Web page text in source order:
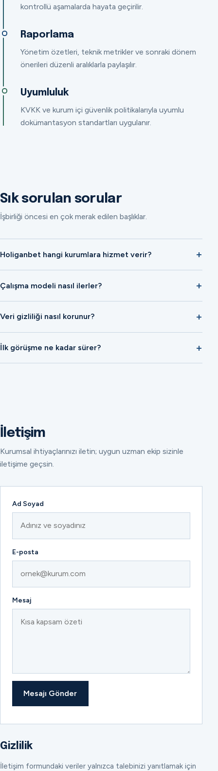
kontrollü aşamalarda hayata geçirilir.
Raporlama
Yönetim özetleri, teknik metrikler ve sonraki dönem
önerileri düzenli aralıklarla paylaşılır.
Uyumluluk
KVKK ve kurum içi güvenlik politikalarıyla uyumlu
dokümantasyon standartları uygulanır.
Sık sorulan sorular
İşbirliği öncesi en çok merak edilen başlıklar.
Holiganbet hangi kurumlara hizmet verir?
Çalışma modeli nasıl ilerler?
Veri gizliliği nasıl korunur?
İlk görüşme ne kadar sürer?
İletişim
Kurumsal ihtiyaçlarınızı iletin; uygun uzman ekip sizinle
iletişime geçsin.
Ad Soyad
E-posta
Mesaj
Mesajı Gönder
Gizlilik
İletişim formundaki veriler yalnızca talebinizi yanıtlamak için